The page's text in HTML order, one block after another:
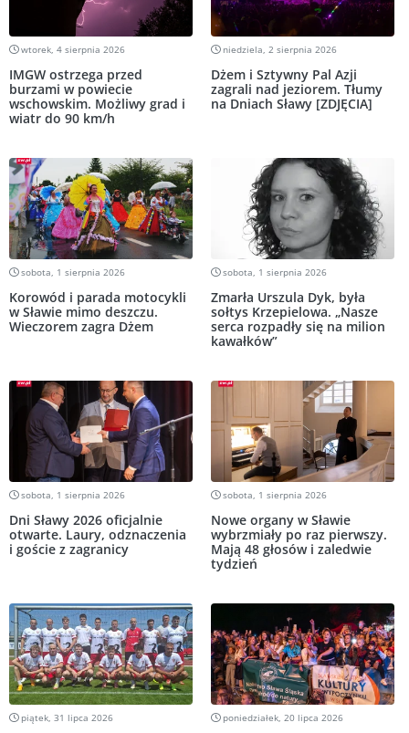
wtorek, 4 sierpnia 2026
IMGW ostrzega przed
burzami w powiecie
wschowskim. Możliwy grad i
wiatr do 90 km/h
niedziela, 2 sierpnia 2026
Dżem i Sztywny Pal Azji
zagrali nad jeziorem. Tłumy
na Dniach Sławy [ZDJĘCIA]
sobota, 1 sierpnia 2026
Korowód i parada motocykli
w Sławie mimo deszczu.
Wieczorem zagra Dżem
sobota, 1 sierpnia 2026
Zmarła Urszula Dyk, była
sołtys Krzepielowa. „Nasze
serca rozpadły się na milion
kawałków”
sobota, 1 sierpnia 2026
Dni Sławy 2026 oficjalnie
otwarte. Laury, odznaczenia
i goście z zagranicy
sobota, 1 sierpnia 2026
Nowe organy w Sławie
wybrzmiały po raz pierwszy.
Mają 48 głosów i zaledwie
tydzień
piątek, 31 lipca 2026 poniedziałek, 20 lipca 2026